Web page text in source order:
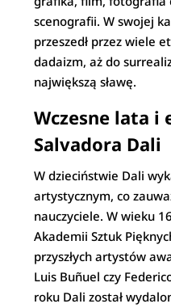
scenografii. W swojej
przeszedł przez wiele
dadaizm, aż do
największą sławę.
Wczesne lata i
Salvadora Dali
W dzieciństwie Dali
artystycznym, co
nauczyciele. W wieku
Akademii Sztuk
przyszłych artystów
Luis Buñuel czy
roku Dali został